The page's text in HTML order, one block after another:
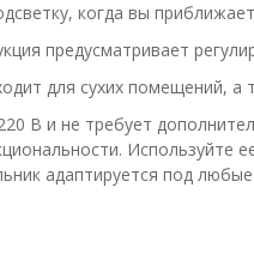
когда вы
предусматривает
для сухих помещений,
В и не требует
адаптируется под любые